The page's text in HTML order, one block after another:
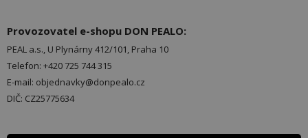
Provozovatel e-shopu DON PEALO:
PEAL a.s., U Plynárny 412/101, Praha 10
Telefon: +420 725 744 315
E-mail: objednavky@donpealo.cz
DIČ: CZ25775634